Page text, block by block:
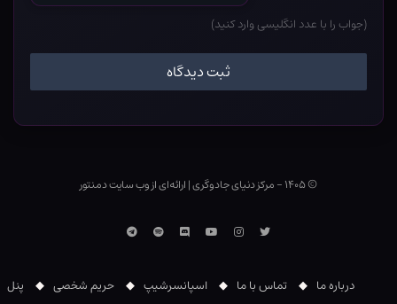
(جواب را با عدد انگلیسی وارد کنید)
© ۱۴۰۵ - مرکز دنیای جادوگری |ارائه‌ای از وب ‌سایت دمنتور
توییتراینستاگرام
یوتوبDiscordاسپاتیفایتلگرام
درباره ما تماس با ما اسپانسرشیپ حریم شخصی
پنل